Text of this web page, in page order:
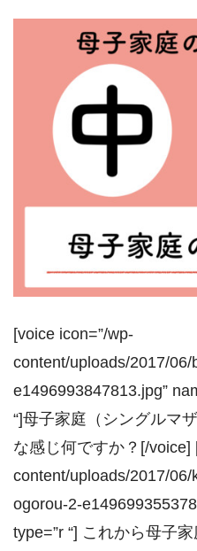
[voice icon=”/wp-
content/uploads/2017/
e1496993847813.jpg”
“]母子家庭（シングルマ
な感じ何ですか？[/voice]
content/uploads/2017/
ogorou-2-
type=”r “] これから母子